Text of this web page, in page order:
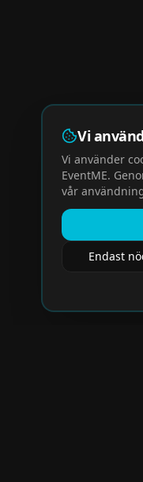
Vi
Vi använder
EventME.
vår
Endast